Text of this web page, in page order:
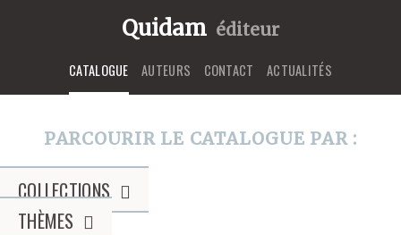
Quidam éditeur
CATALOGUE AUTEURS CONTACT ACTUALITÉS
PARCOURIR LE CATALOGUE PAR :
COLLECTIONS
THÈMES